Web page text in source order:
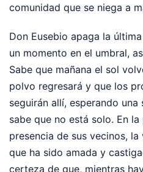
comunidad que se niega a
Don Eusebio apaga la
un momento en el umbral,
Sabe que mañana el sol
polvo regresará y que los
seguirán allí, esperando
sabe que no está solo. En
presencia de sus vecinos,
que ha sido amada y
certeza de que, mientras